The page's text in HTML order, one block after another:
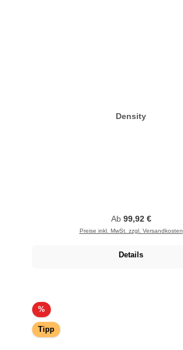
Density
Regulärer Preis:
Ab 99,92 €
Preise inkl. MwSt. zzgl. Versandkosten
Details
%Rabatt
Tipp